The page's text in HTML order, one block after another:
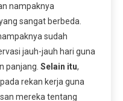
nampaknya
sangat berbeda.
sudah
jauh-jauh hari guna
panjang. Selain itu,
rekan kerja guna
mereka tentang